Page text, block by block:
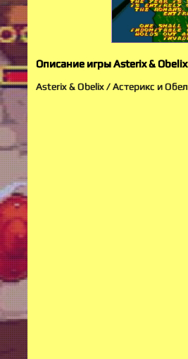
Описание игры Asterix &
Asterix & Obelix / Астерикс и